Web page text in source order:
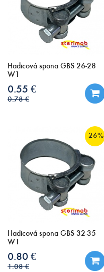
Hadicová spona GBS 26-28
W1
0.55 €
0.78 €
-26%
Hadicová spona GBS 32-35
W1
0.80 €
1.08 €